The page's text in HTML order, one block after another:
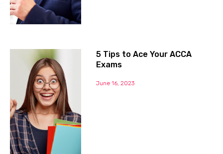
5 Tips to Ace Your ACCA
Exams
June 16, 2023